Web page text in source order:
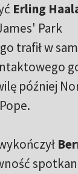
Erling
Park
trafił w
później